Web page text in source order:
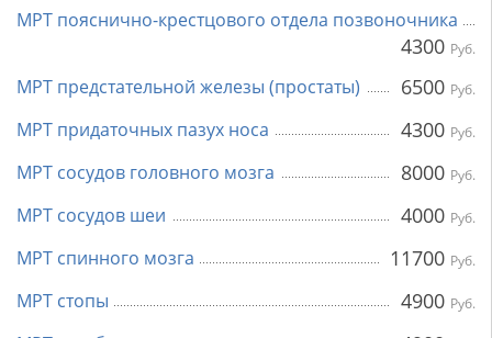
МРТ пояснично-крестцового отдела позвоночника
4300 Руб.
МРТ предстательной железы (простаты) 6500 Руб.
МРТ придаточных пазух носа 4300 Руб.
МРТ сосудов головного мозга 8000 Руб.
МРТ сосудов шеи 4000 Руб.
МРТ спинного мозга 11700 Руб.
МРТ стопы 4900 Руб.